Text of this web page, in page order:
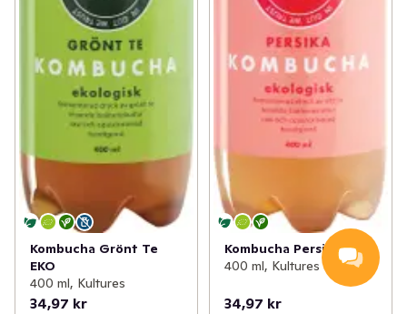
Kombucha Grönt Te
EKO
400 ml, Kultures
34,97 kr
Kombucha Persika EKO
400 ml, Kultures
34,97 kr